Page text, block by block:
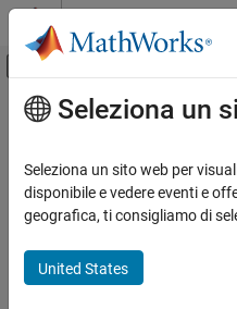
Vai al contenuto
Attiva/disattiva
Pagina iniziale della documentazione
External Language Interfaces
Fortran with MATLAB
MATLAB (MEX Files)
Fortran Source MEX Files
Contenuto principale
User Messages
To print text in the MATLAB®
mexPrintffunction. To print
mexWarnMsgIdAndTxt
Seleziona un
Seleziona un sito web per
disponibile e vedere eventi e
geografica, ti consigliamo di
United States